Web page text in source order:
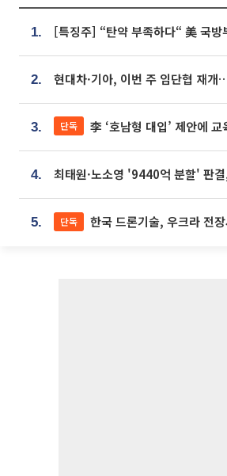
1.
2.
3. 단독 李 ‘호남형 대입’ 제안에 교육청·지역대학 서
4.
5. 단독 한국 드론기술, 우크라 전장서 시험 중…“